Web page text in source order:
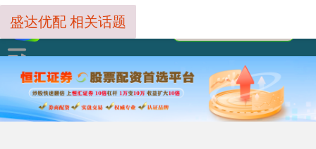
盛达优配 相关话题